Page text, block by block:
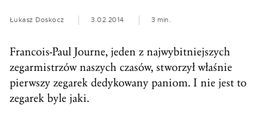
Łukasz Doskocz 3.02.2014 3 min.
Francois-Paul Journe, jeden z najwybitniejszych
zegarmistrzów naszych czasów, stworzył właśnie
pierwszy zegarek dedykowany paniom. I nie jest to
zegarek byle jaki.